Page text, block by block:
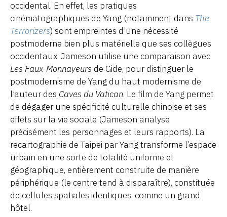
occidental. En effet, les pratiques
cinématographiques de Yang (notamment dans The
Terrorizers) sont empreintes d’une nécessité
postmoderne bien plus matérielle que ses collègues
occidentaux. Jameson utilise une comparaison avec
Les Faux-Monnayeurs de Gide, pour distinguer le
postmodernisme de Yang du haut modernisme de
l’auteur des Caves du Vatican. Le film de Yang permet
de dégager une spécificité culturelle chinoise et ses
effets sur la vie sociale (Jameson analyse
précisément les personnages et leurs rapports). La
recartographie de Taipei par Yang transforme l’espace
urbain en une sorte de totalité uniforme et
géographique, entièrement construite de manière
périphérique (le centre tend à disparaître), constituée
de cellules spatiales identiques, comme un grand
hôtel.